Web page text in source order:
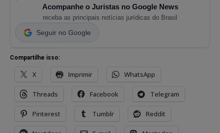
Acompanhe o Juristas no Google News
receba as principais notícias jurídicas do Brasil
Seguir no Google
Compartilhe isso:
X Imprimir WhatsApp
Threads Facebook Telegram
Pinterest Tumblr Reddit